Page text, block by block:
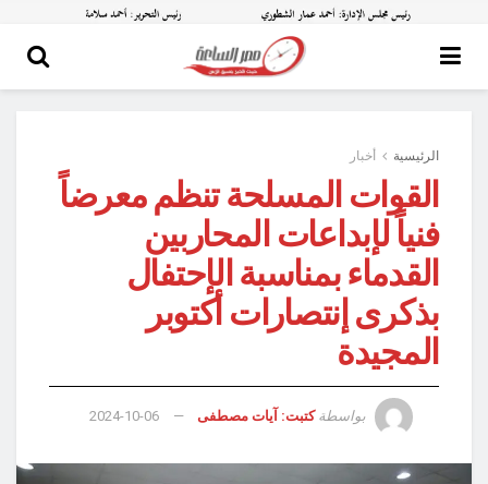
الرئيسية أخبار
القوات المسلحة تنظم معرضاً
فنياً لإبداعات المحاربين
القدماء بمناسبة الإحتفال
بذكرى إنتصارات أكتوبر
المجيدة
بواسطة كتبت: آيات مصطفى 2024-10-06